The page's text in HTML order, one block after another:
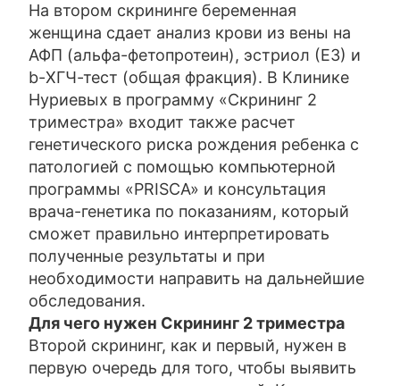
На втором скрининге беременная
женщина сдает анализ крови из вены на
АФП (альфа-фетопротеин), эстриол (Е3) и
b-ХГЧ-тест (общая фракция). В Клинике
Нуриевых в программу «Скрининг 2
триместра» входит также расчет
генетического риска рождения ребенка с
патологией с помощью компьютерной
программы «PRISCA» и консультация
врача-генетика по показаниям, который
сможет правильно интерпретировать
полученные результаты и при
необходимости направить на дальнейшие
обследования.
Для чего нужен Скрининг 2 триместра
Второй скрининг, как и первый, нужен в
первую очередь для того, чтобы выявить